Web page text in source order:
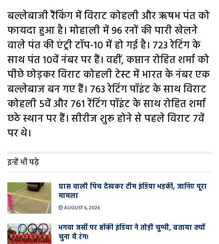
बल्लेबाजी रैंकिंग में विराट कोहली और ऋषभ पंत को
फायदा हुआ है। मोहाली में 96 रनों की पारी खेलने
वाले पंत की एंट्री टॉप-10 में हो गई है। 723 रेटिंग के
साथ पंत 10वें नंबर पर हैं। वहीं, कप्तान रोहित शर्मा को
पीछे छोड़कर विराट कोहली टेस्ट में भारत के नंबर एक
बल्लेबाज बन गए हैं। 763 रेटिंग पॉइंट के साथ विराट
कोहली 5वें और 761 रेंटिंग पॉइंट के साथ रोहित शर्मा
छठे स्थान पर हैं। सीरीज शुरू होने से पहले विराट 7वें
पर थे।
इन्हें भी पढ़े
घास वाली प‍िच देखकर टीम इंडिया भड़की, जानिए पूरा
मामला
AUGUST 6, 2026
भगवा जर्सी पर हॉकी इंडिया ने तोड़ी चुप्पी, बताया क्यों
चुना ये रंग!